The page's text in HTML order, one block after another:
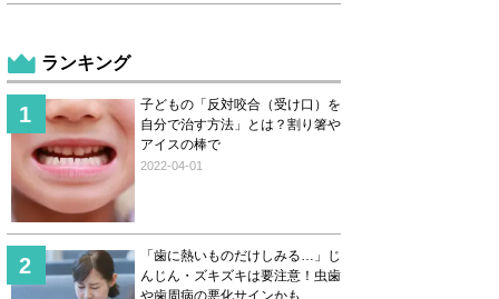
ランキング
子どもの「反対咬合（受け口）を
自分で治す方法」とは？割り箸や
アイスの棒で
2022-04-01
「歯に熱いものだけしみる…」じ
んじん・ズキズキは要注意！虫歯
や歯周病の悪化サインかも